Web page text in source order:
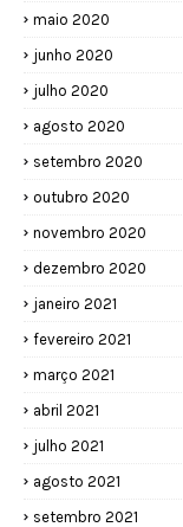
maio 2020
junho 2020
julho 2020
agosto 2020
setembro 2020
outubro 2020
novembro 2020
dezembro 2020
janeiro 2021
fevereiro 2021
março 2021
abril 2021
julho 2021
agosto 2021
setembro 2021